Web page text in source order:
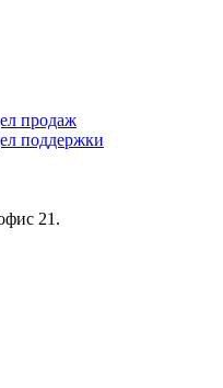
продаж
поддержки
21.